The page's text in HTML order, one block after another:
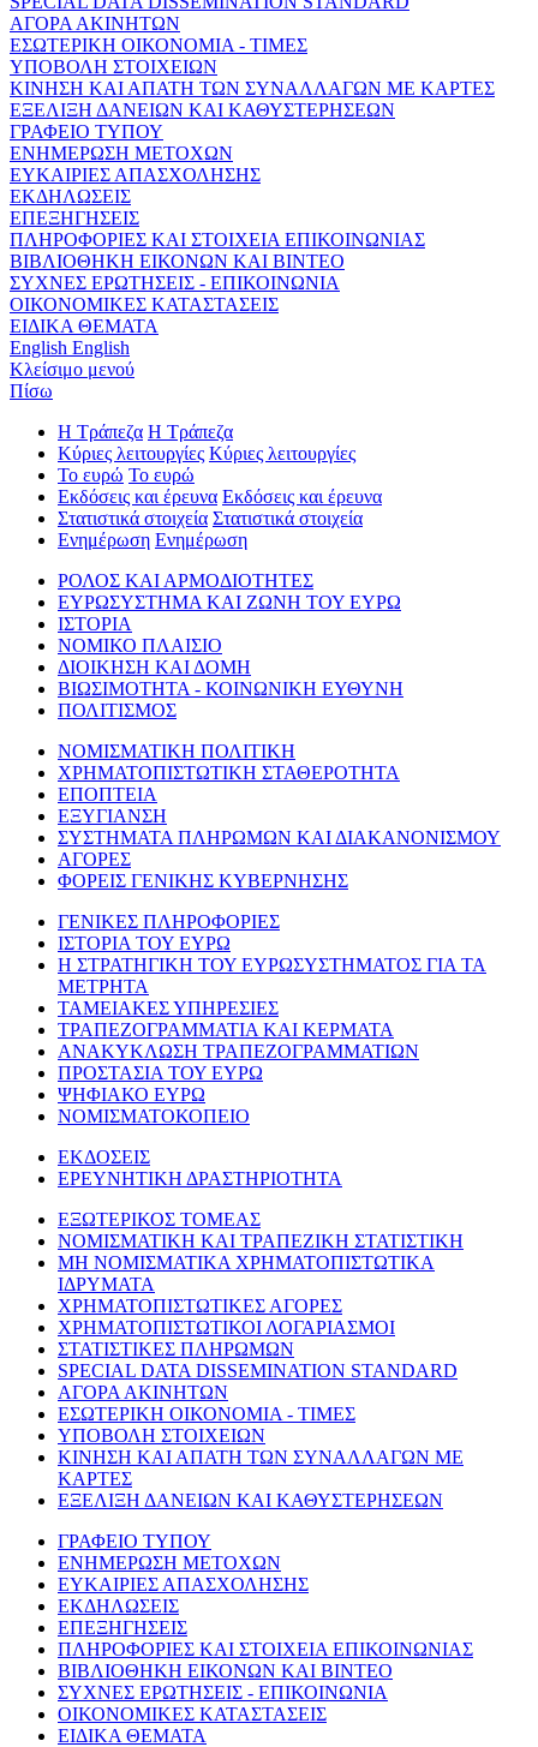
ΑΓΟΡΑ ΑΚΙΝΗΤΩΝ
ΕΣΩΤΕΡΙΚΗ ΟΙΚΟΝΟΜΙΑ - ΤΙΜΕΣ
ΥΠΟΒΟΛΗ ΣΤΟΙΧΕΙΩΝ
ΚΙΝΗΣΗ ΚΑΙ ΑΠΑΤΗ ΤΩΝ ΣΥΝΑΛΛΑΓΩΝ ΜΕ ΚΑΡΤΕΣ
ΕΞΕΛΙΞΗ ΔΑΝΕΙΩΝ ΚΑΙ ΚΑΘΥΣΤΕΡΗΣΕΩΝ
ΓΡΑΦΕΙΟ ΤΥΠΟΥ
ΕΝΗΜΕΡΩΣΗ ΜΕΤΟΧΩΝ
ΕΥΚΑΙΡΙΕΣ ΑΠΑΣΧΟΛΗΣΗΣ
ΕΚΔΗΛΩΣΕΙΣ
ΕΠΕΞΗΓΗΣΕΙΣ
ΠΛΗΡΟΦΟΡΙΕΣ ΚΑΙ ΣΤΟΙΧΕΙΑ ΕΠΙΚΟΙΝΩΝΙΑΣ
ΒΙΒΛΙΟΘΗΚΗ ΕΙΚΟΝΩΝ ΚΑΙ ΒΙΝΤΕΟ
ΣΥΧΝΕΣ ΕΡΩΤΗΣΕΙΣ - ΕΠΙΚΟΙΝΩΝΙΑ
ΟΙΚΟΝΟΜΙΚΕΣ ΚΑΤΑΣΤΑΣΕΙΣ
ΕΙΔΙΚΑ ΘΕΜΑΤΑ
English English
Κλείσιμο μενού
Πίσω
Η Τράπεζα Η Τράπεζα
Κύριες λειτουργίες Κύριες λειτουργίες
Το ευρώ Το ευρώ
Εκδόσεις και έρευνα Εκδόσεις και έρευνα
Στατιστικά στοιχεία Στατιστικά στοιχεία
Ενημέρωση Ενημέρωση
ΡΟΛΟΣ ΚΑΙ ΑΡΜΟΔΙΟΤΗΤΕΣ
ΕΥΡΩΣΥΣΤΗΜΑ ΚΑΙ ΖΩΝΗ ΤΟΥ ΕΥΡΩ
ΙΣΤΟΡΙΑ
ΝΟΜΙΚΟ ΠΛΑΙΣΙΟ
ΔΙΟΙΚΗΣΗ ΚΑΙ ΔΟΜΗ
ΒΙΩΣΙΜΟΤΗΤΑ - ΚΟΙΝΩΝΙΚΗ ΕΥΘΥΝΗ
ΠΟΛΙΤΙΣΜΟΣ
ΝΟΜΙΣΜΑΤΙΚΗ ΠΟΛΙΤΙΚΗ
ΧΡΗΜΑΤΟΠΙΣΤΩΤΙΚΗ ΣΤΑΘΕΡΟΤΗΤΑ
ΕΠΟΠΤΕΙΑ
ΕΞΥΓΙΑΝΣΗ
ΣΥΣΤΗΜΑΤΑ ΠΛΗΡΩΜΩΝ ΚΑΙ ΔΙΑΚΑΝΟΝΙΣΜΟΥ
ΑΓΟΡΕΣ
ΦΟΡΕΙΣ ΓΕΝΙΚΗΣ ΚΥΒΕΡΝΗΣΗΣ
ΓΕΝΙΚΕΣ ΠΛΗΡΟΦΟΡΙΕΣ
ΙΣΤΟΡΙΑ ΤΟΥ ΕΥΡΩ
Η ΣΤΡΑΤΗΓΙΚΗ ΤΟΥ ΕΥΡΩΣΥΣΤΗΜΑΤΟΣ ΓΙΑ ΤΑ
ΜΕΤΡΗΤΑ
ΤΑΜΕΙΑΚΕΣ ΥΠΗΡΕΣΙΕΣ
ΤΡΑΠΕΖΟΓΡΑΜΜΑΤΙΑ ΚΑΙ ΚΕΡΜΑΤΑ
ΑΝΑΚΥΚΛΩΣΗ ΤΡΑΠΕΖΟΓΡΑΜΜΑΤΙΩΝ
ΠΡΟΣΤΑΣΙΑ ΤΟΥ ΕΥΡΩ
ΨΗΦΙΑΚΟ ΕΥΡΩ
ΝΟΜΙΣΜΑΤΟΚΟΠΕΙΟ
ΕΚΔΟΣΕΙΣ
ΕΡΕΥΝΗΤΙΚΗ ΔΡΑΣΤΗΡΙΟΤΗΤΑ
ΕΞΩΤΕΡΙΚΟΣ ΤΟΜΕΑΣ
ΝΟΜΙΣΜΑΤΙΚΗ ΚΑΙ ΤΡΑΠΕΖΙΚΗ ΣΤΑΤΙΣΤΙΚΗ
ΜΗ ΝΟΜΙΣΜΑΤΙΚΑ ΧΡΗΜΑΤΟΠΙΣΤΩΤΙΚΑ
ΙΔΡΥΜΑΤΑ
ΧΡΗΜΑΤΟΠΙΣΤΩΤΙΚΕΣ ΑΓΟΡΕΣ
ΧΡΗΜΑΤΟΠΙΣΤΩΤΙΚΟΙ ΛΟΓΑΡΙΑΣΜΟΙ
ΣΤΑΤΙΣΤΙΚΕΣ ΠΛΗΡΩΜΩΝ
SPECIAL DATA DISSEMINATION STANDARD
ΑΓΟΡΑ ΑΚΙΝΗΤΩΝ
ΕΣΩΤΕΡΙΚΗ ΟΙΚΟΝΟΜΙΑ - ΤΙΜΕΣ
ΥΠΟΒΟΛΗ ΣΤΟΙΧΕΙΩΝ
ΚΙΝΗΣΗ ΚΑΙ ΑΠΑΤΗ ΤΩΝ ΣΥΝΑΛΛΑΓΩΝ ΜΕ
ΚΑΡΤΕΣ
ΕΞΕΛΙΞΗ ΔΑΝΕΙΩΝ ΚΑΙ ΚΑΘΥΣΤΕΡΗΣΕΩΝ
ΓΡΑΦΕΙΟ ΤΥΠΟΥ
ΕΝΗΜΕΡΩΣΗ ΜΕΤΟΧΩΝ
ΕΥΚΑΙΡΙΕΣ ΑΠΑΣΧΟΛΗΣΗΣ
ΕΚΔΗΛΩΣΕΙΣ
ΕΠΕΞΗΓΗΣΕΙΣ
ΠΛΗΡΟΦΟΡΙΕΣ ΚΑΙ ΣΤΟΙΧΕΙΑ ΕΠΙΚΟΙΝΩΝΙΑΣ
ΒΙΒΛΙΟΘΗΚΗ ΕΙΚΟΝΩΝ ΚΑΙ ΒΙΝΤΕΟ
ΣΥΧΝΕΣ ΕΡΩΤΗΣΕΙΣ - ΕΠΙΚΟΙΝΩΝΙΑ
ΟΙΚΟΝΟΜΙΚΕΣ ΚΑΤΑΣΤΑΣΕΙΣ
ΕΙΔΙΚΑ ΘΕΜΑΤΑ